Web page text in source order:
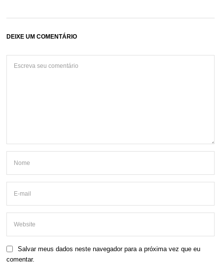
DEIXE UM COMENTÁRIO
Salvar meus dados neste navegador para a próxima vez que eu
comentar.